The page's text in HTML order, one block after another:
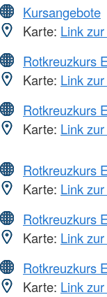
Kursangebote
Karte: Link
Rotkreuzkurs
Karte: Link
Rotkreuzkurs
Karte: Link
Rotkreuzkurs
Karte: Link
Rotkreuzkurs
Karte: Link
Rotkreuzkurs
Karte: Link